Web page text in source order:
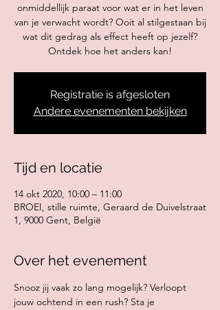
onmiddellijk paraat voor wat er in het leven
van je verwacht wordt? Ooit al stilgestaan bij
wat dit gedrag als effect heeft op jezelf?
Ontdek hoe het anders kan!
Registratie is afgesloten
Andere evenementen bekijken
Tijd en locatie
14 okt 2020, 10:00 – 11:00
BROEI, stille ruimte, Geraard de Duivelstraat
1, 9000 Gent, België
Over het evenement
Snooz jij vaak zo lang mogelijk? Verloopt
jouw ochtend in een rush? Sta je